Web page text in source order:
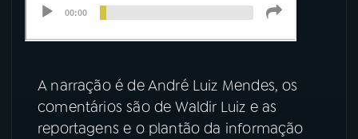
A narração é de André Luiz Mendes, os
comentários são de Waldir Luiz e as
reportagens e o plantão da informação